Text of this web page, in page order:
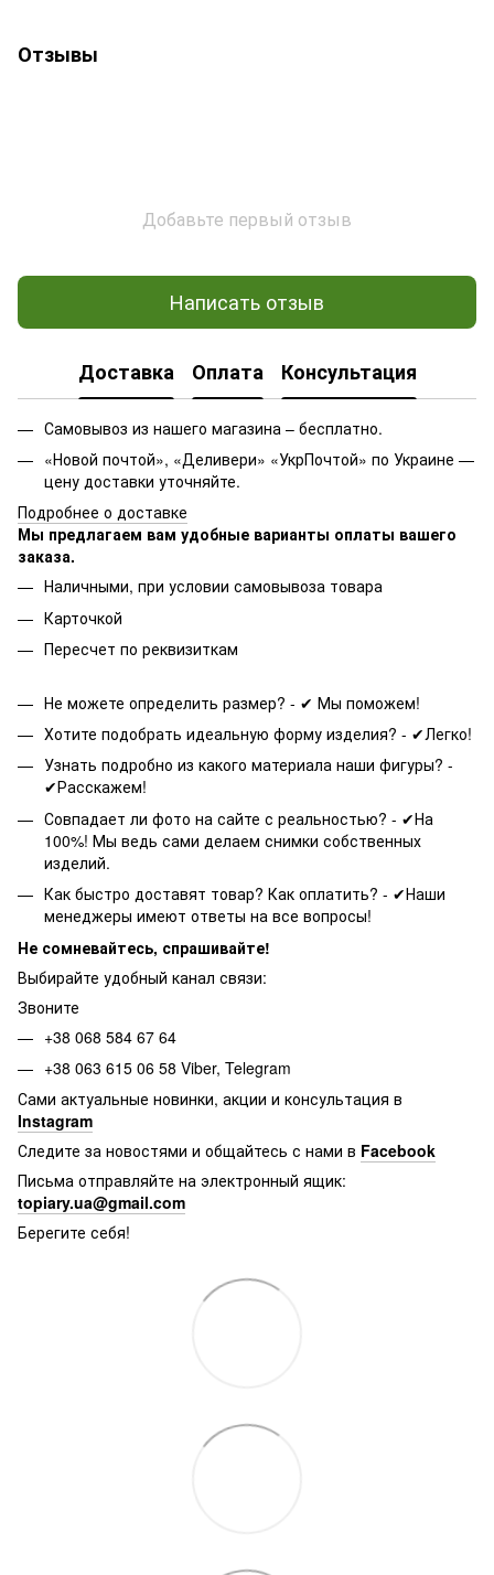
Отзывы
Добавьте первый отзыв
Написать отзыв
Доставка Оплата Консультация
Самовывоз из нашего магазина – бесплатно.
«Новой почтой», «Деливери» «УкрПочтой» по Украине —
цену доставки уточняйте.
Подробнее о доставке
Мы предлагаем вам удобные варианты оплаты вашего
заказа.
Наличными, при условии самовывоза товара
Карточкой
Пересчет по реквизиткам
Не можете определить размер? - ✔ Мы поможем!
Хотите подобрать идеальную форму изделия? - ✔Легко!
Узнать подробно из какого материала наши фигуры? -
✔Расскажем!
Совпадает ли фото на сайте с реальностью? - ✔На
100%! Мы ведь сами делаем снимки собственных
изделий.
Как быстро доставят товар? Как оплатить? - ✔Наши
менеджеры имеют ответы на все вопросы!
Не сомневайтесь, спрашивайте!
Выбирайте удобный канал связи:
Звоните
+38 068 584 67 64
+38 063 615 06 58 Viber, Telegram
Сами актуальные новинки, акции и консультация в
Instagram
Следите за новостями и общайтесь с нами в Facebook
Письма отправляйте на электронный ящик:
topiary.ua@gmail.com
Берегите себя!